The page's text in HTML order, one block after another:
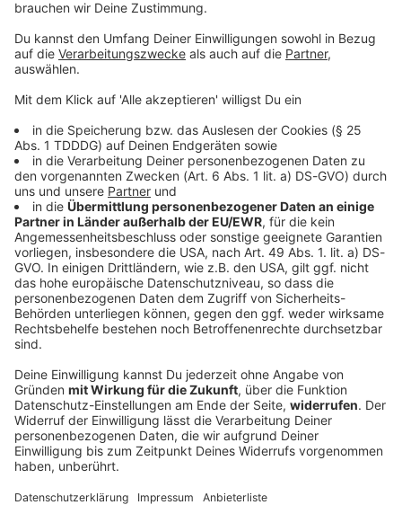
© dpa-infocom, dpa:260115-930-550517/1
Welt
Sprengstoff-Drohne in Leipzig: Semtex im
Spiel
Nach dem Drohnenfund am Flughafen Leipzig/Halle
laufen die Ermittlungen auf Hochtouren. Noch ist